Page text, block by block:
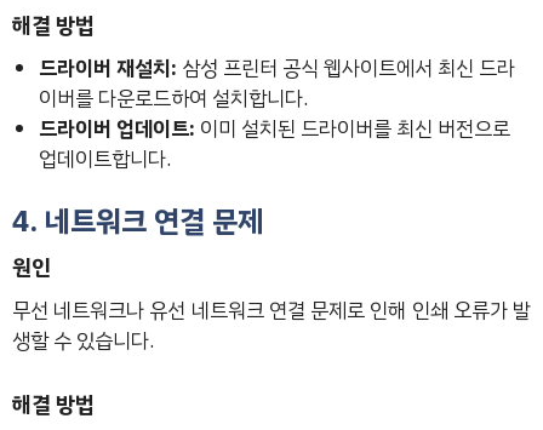
해결 방법
드라이버 재설치: 삼성 프린터 공식 웹사이트에서 최신 드라
이버를 다운로드하여 설치합니다.
드라이버 업데이트: 이미 설치된 드라이버를 최신 버전으로
업데이트합니다.
4. 네트워크 연결 문제
원인
무선 네트워크나 유선 네트워크 연결 문제로 인해 인쇄 오류가 발
생할 수 있습니다.
해결 방법